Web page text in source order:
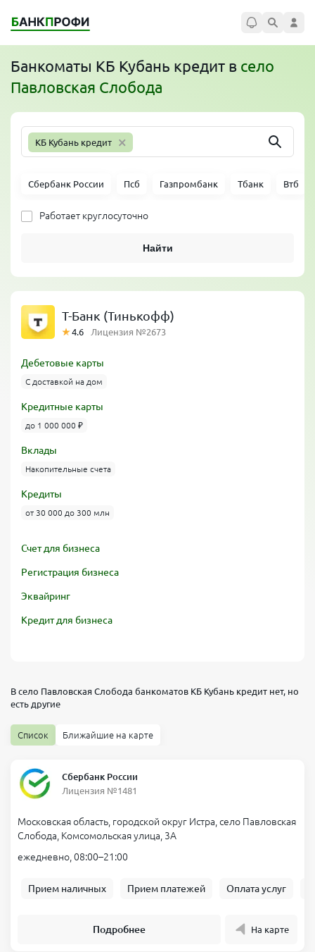
Банкоматы КБ Кубань кредит в село
Павловская Слобода
КБ Кубань кредит ×
Сбербанк России Псб Газпромбанк Тбанк Втб
Работает круглосуточно
Найти
Т-Банк (Тинькофф)
4.6 Лицензия №2673
Дебетовые карты
С доставкой на дом
Кредитные карты
до 1 000 000 ₽
Вклады
Накопительные счета
Кредиты
от 30 000 до 300 млн
Счет для бизнеса
Регистрация бизнеса
Эквайринг
Кредит для бизнеса
В село Павловская Слобода банкоматов КБ Кубань кредит нет, но
есть другие
Список Ближайшие на карте
Сбербанк России
Лицензия №1481
Московская область, городской округ Истра, село Павловская
Слобода, Комсомольская улица, 3А
ежедневно, 08:00–21:00
Прием наличных Прием платежей Оплата услуг
Подробнее На карте